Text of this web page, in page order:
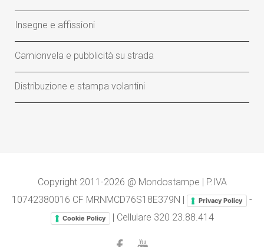
Insegne e affissioni
Camionvela e pubblicità su strada
Distribuzione e stampa volantini
Copyright 2011-2026 @ Mondostampe | P.IVA
10742380016 CF MRNMCD76S18E379N |
Privacy Policy -
Cookie Policy | Cellulare 320 23.88.414